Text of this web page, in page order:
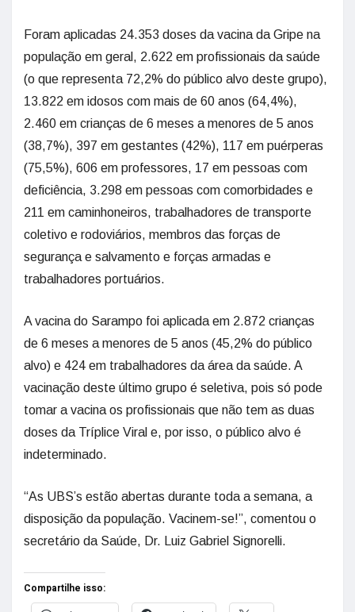
Foram aplicadas 24.353 doses da vacina da Gripe na
população em geral, 2.622 em profissionais da saúde
(o que representa 72,2% do público alvo deste grupo),
13.822 em idosos com mais de 60 anos (64,4%),
2.460 em crianças de 6 meses a menores de 5 anos
(38,7%), 397 em gestantes (42%), 117 em puérperas
(75,5%), 606 em professores, 17 em pessoas com
deficiência, 3.298 em pessoas com comorbidades e
211 em caminhoneiros, trabalhadores de transporte
coletivo e rodoviários, membros das forças de
segurança e salvamento e forças armadas e
trabalhadores portuários.
A vacina do Sarampo foi aplicada em 2.872 crianças
de 6 meses a menores de 5 anos (45,2% do público
alvo) e 424 em trabalhadores da área da saúde. A
vacinação deste último grupo é seletiva, pois só pode
tomar a vacina os profissionais que não tem as duas
doses da Tríplice Viral e, por isso, o público alvo é
indeterminado.
“As UBS’s estão abertas durante toda a semana, a
disposição da população. Vacinem-se!”, comentou o
secretário da Saúde, Dr. Luiz Gabriel Signorelli.
Compartilhe isso: